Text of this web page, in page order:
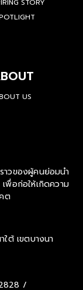
STORY
US
าวของผู้คนย่อมนำ
พื่อก่อให้เกิดความ
ต
ต้ เขตบางนา
/